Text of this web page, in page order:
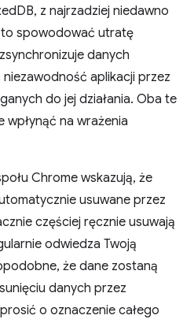
z najrzadziej niedawno
to spowodować utratę
danych
aplikacji przez
do jej działania. Oba te
wpłynąć na wrażenia
Chrome wskazują, że
usuwane przez
częściej ręcznie usuwają
odwiedza Twoją
że dane zostaną
danych przez
o oznaczenie całego